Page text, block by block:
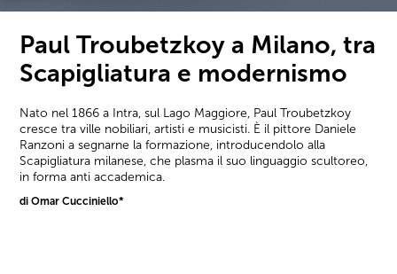
Paul Troubetzkoy a Milano, tra
Scapigliatura e modernismo
Nato nel 1866 a Intra, sul Lago Maggiore, Paul Troubetzkoy
cresce tra ville nobiliari, artisti e musicisti. È il pittore Daniele
Ranzoni a segnarne la formazione, introducendolo alla
Scapigliatura milanese, che plasma il suo linguaggio scultoreo,
in forma anti accademica.
di Omar Cucciniello*